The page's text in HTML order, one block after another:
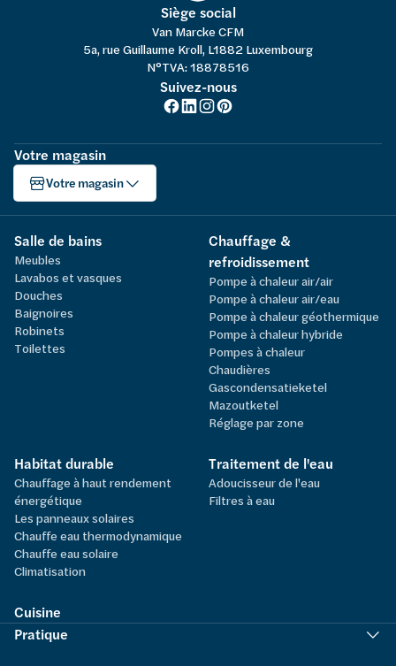
Siège social
Van Marcke CFM
5a, rue Guillaume Kroll, L1882 Luxembourg
N°TVA: 18878516
Suivez-nous
Votre magasin
Votre magasin
Salle de bains
Meubles
Lavabos et vasques
Douches
Baignoires
Robinets
Toilettes
Chauffage &
refroidissement
Pompe à chaleur air/air
Pompe à chaleur air/eau
Pompe à chaleur géothermique
Pompe à chaleur hybride
Pompes à chaleur
Chaudières
Gascondensatieketel
Mazoutketel
Réglage par zone
Habitat durable
Chauffage à haut rendement
énergétique
Les panneaux solaires
Chauffe eau thermodynamique
Chauffe eau solaire
Climatisation
Traitement de l'eau
Adoucisseur de l'eau
Filtres à eau
Cuisine
Pratique